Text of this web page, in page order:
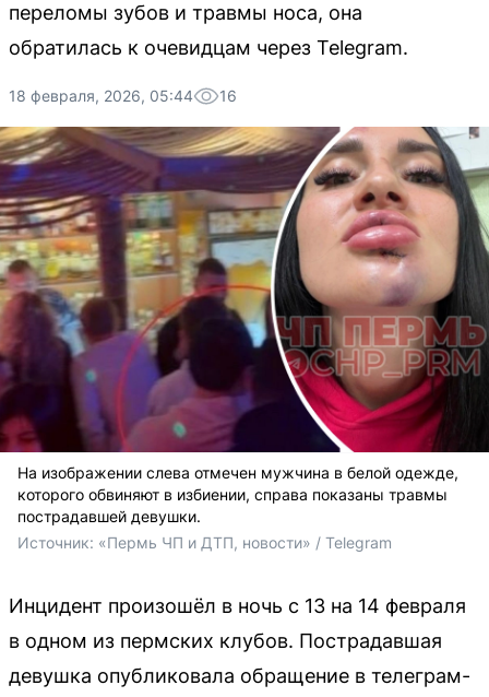
переломы зубов и травмы носа, она
обратилась к очевидцам через Telegram.
18 февраля, 2026, 05:44 16
На изображении слева отмечен мужчина в белой одежде,
которого обвиняют в избиении, справа показаны травмы
пострадавшей девушки.
Источник: «Пермь ЧП и ДТП, новости» / Telegram
Инцидент произошёл в ночь с 13 на 14 февраля
в одном из пермских клубов. Пострадавшая
девушка опубликовала обращение в телеграм-